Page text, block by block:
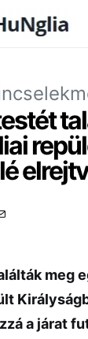
meg
a járat